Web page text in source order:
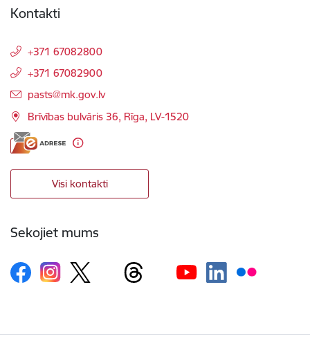
Kontakti
+371 67082800
+371 67082900
E-pasts:
pasts@mk.gov.lv
Brīvības bulvāris 36, Rīga, LV-1520
Visi kontakti
Sekojiet mums